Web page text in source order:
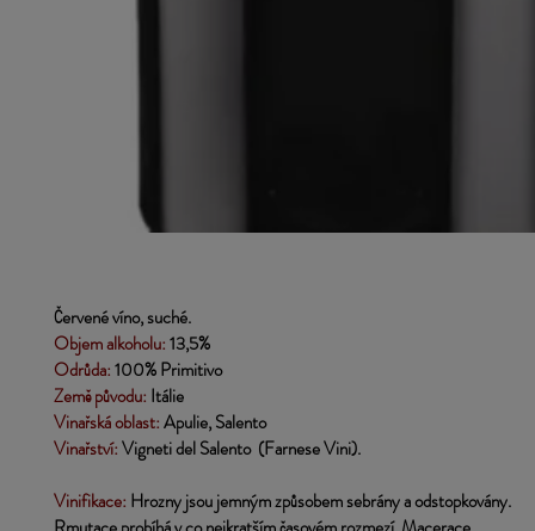
Červené víno, suché.
Objem alkoholu: 13,5%
Odrůda: 100% Primitivo
Země původu: Itálie
Vinařská oblast: Apulie, Salento
Vinařství: Vigneti del Salento  (Farnese Vini).
Vinifikace: Hrozny jsou jemným způsobem sebrány a odstopkovány.